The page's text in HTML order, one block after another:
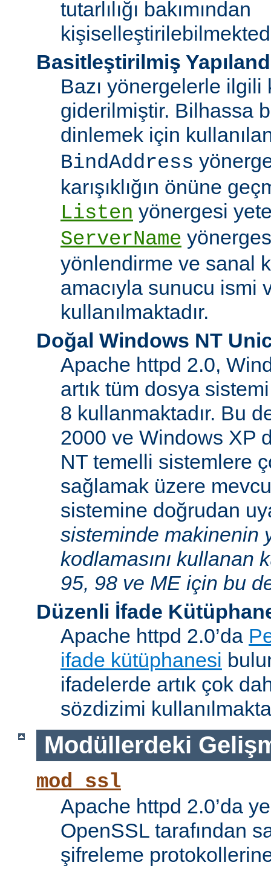
tutarlılığı bakımından
Basitleştirilmiş
Bazı yönergelerle ilgili
giderilmiştir. Bilhassa
dinlemek için
BindAddress
karışıklığın önüne
Listen yönergesi
ServerName
yönlendirme ve sanal
amacıyla sunucu ismi
kullanılmaktadır.
Doğal Windows NT
Apache httpd 2.0,
artık tüm dosya
8 kullanmaktadır. Bu
2000 ve Windows XP
NT temelli sistemlere
sağlamak üzere
sistemine doğrudan
sisteminde makinenin
kodlamasını kullanan
95, 98 ve ME için bu
Düzenli İfade
Apache httpd 2.0’da
ifade kütüphanesi
ifadelerde artık çok
sözdizimi
Modüllerdeki
mod_ssl
Apache httpd 2.0’da
OpenSSL tarafından
şifreleme